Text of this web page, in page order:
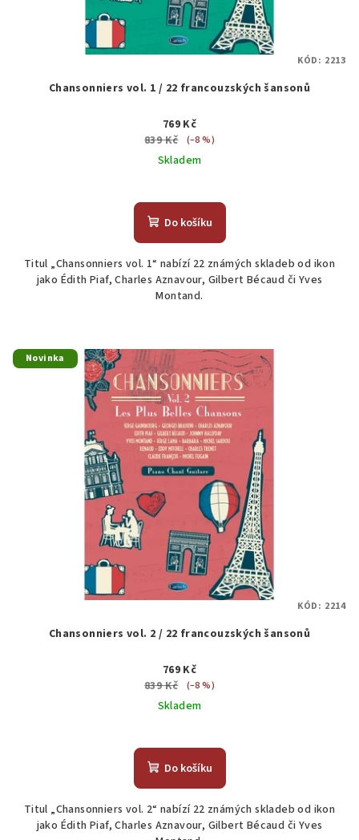
Chansonniers vol. 1 / 22 francouzských šansonů
769 Kč
839 Kč
(–8 %)
Skladem
Do košíku
Titul „Chansonniers vol. 1“ nabízí 22 známých skladeb od ikon
jako Édith Piaf, Charles Aznavour, Gilbert Bécaud či Yves
Montand.
KÓD: 2213
Novinka
Chansonniers vol. 2 / 22 francouzských šansonů
769 Kč
839 Kč
(–8 %)
Skladem
Do košíku
Titul „Chansonniers vol. 2“ nabízí 22 známých skladeb od ikon
jako Édith Piaf, Charles Aznavour, Gilbert Bécaud či Yves
KÓD: 2214